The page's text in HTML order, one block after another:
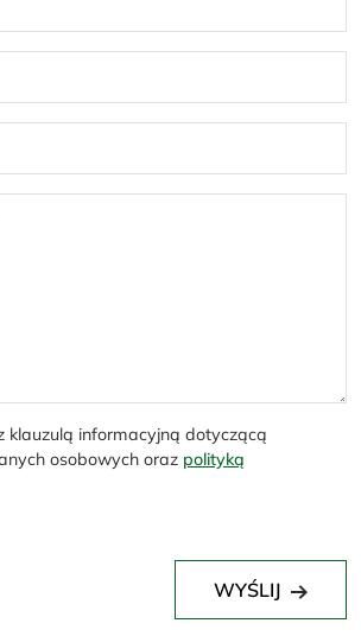
klauzulą informacyjną dotyczącą
osobowych oraz polityką
WYŚLIJ